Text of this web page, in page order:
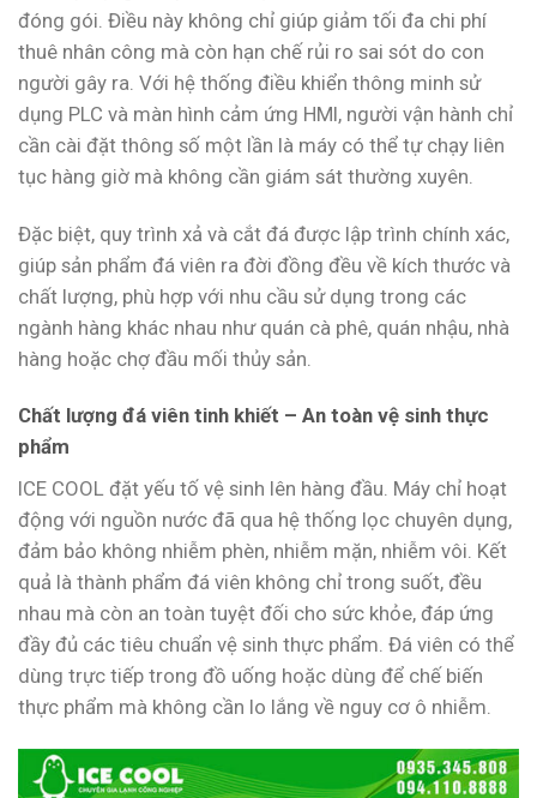
đóng gói. Điều này không chỉ giúp giảm tối đa chi phí
thuê nhân công mà còn hạn chế rủi ro sai sót do con
người gây ra. Với hệ thống điều khiển thông minh sử
dụng PLC và màn hình cảm ứng HMI, người vận hành chỉ
cần cài đặt thông số một lần là máy có thể tự chạy liên
tục hàng giờ mà không cần giám sát thường xuyên.
Đặc biệt, quy trình xả và cắt đá được lập trình chính xác,
giúp sản phẩm đá viên ra đời đồng đều về kích thước và
chất lượng, phù hợp với nhu cầu sử dụng trong các
ngành hàng khác nhau như quán cà phê, quán nhậu, nhà
hàng hoặc chợ đầu mối thủy sản.
Chất lượng đá viên tinh khiết – An toàn vệ sinh thực
phẩm
ICE COOL đặt yếu tố vệ sinh lên hàng đầu. Máy chỉ hoạt
động với nguồn nước đã qua hệ thống lọc chuyên dụng,
đảm bảo không nhiễm phèn, nhiễm mặn, nhiễm vôi. Kết
quả là thành phẩm đá viên không chỉ trong suốt, đều
nhau mà còn an toàn tuyệt đối cho sức khỏe, đáp ứng
đầy đủ các tiêu chuẩn vệ sinh thực phẩm. Đá viên có thể
dùng trực tiếp trong đồ uống hoặc dùng để chế biến
thực phẩm mà không cần lo lắng về nguy cơ ô nhiễm.